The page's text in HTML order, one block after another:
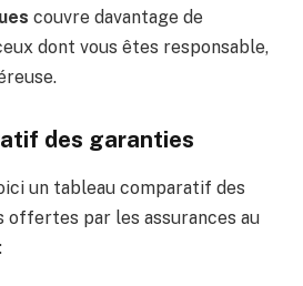
couvre davantage de
dont vous êtes responsable,
des garanties
un tableau comparatif des
par les assurances au